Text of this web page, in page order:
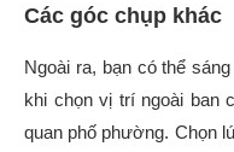
Các góc chụp khác
Ngoài ra, bạn có thể
khi chọn vị trí ngoài ban
quan phố phường. Chọn